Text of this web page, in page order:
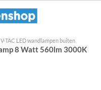
V-TAC LED wandlampen buiten
8 Watt 560lm 3000K